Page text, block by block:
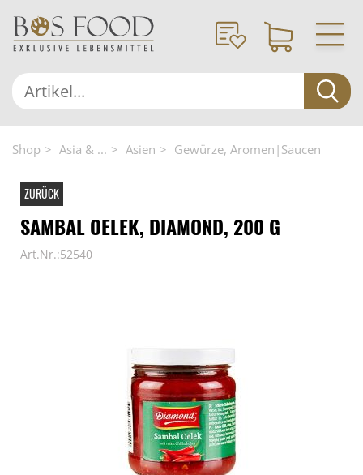
Shop Asia & ... Asien Gewürze, Aromen|Saucen
ZURÜCK
SAMBAL OELEK, DIAMOND, 200 G
Art.Nr.:52540